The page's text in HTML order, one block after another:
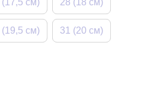
(19,5 см) 31 (20 см)